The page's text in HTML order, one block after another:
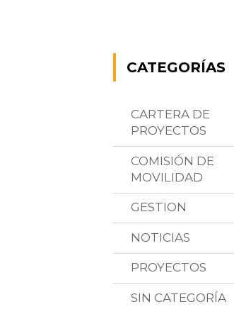
CATEGORÍAS
CARTERA DE
PROYECTOS
COMISIÓN DE
MOVILIDAD
GESTION
NOTICIAS
PROYECTOS
SIN CATEGORÍA